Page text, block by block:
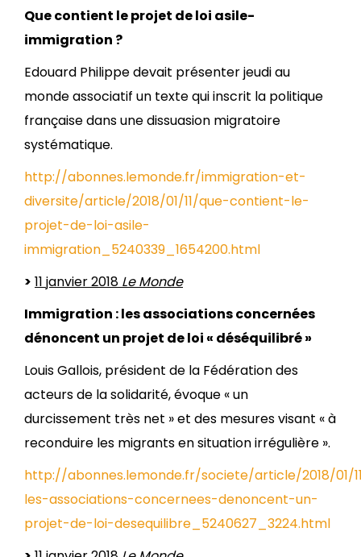
Que contient le projet de loi asile-
immigration ?
Edouard Philippe devait présenter jeudi au
monde associatif un texte qui inscrit la politique
française dans une dissuasion migratoire
systématique.
http://abonnes.lemonde.fr/immigration-et-
diversite/article/2018/01/11/que-contient-le-
projet-de-loi-asile-
immigration_5240339_1654200.html
> 11 janvier 2018 Le Monde
Immigration : les associations concernées
dénoncent un projet de loi « déséquilibré »
Louis Gallois, président de la Fédération des
acteurs de la solidarité, évoque « un
durcissement très net » et des mesures visant « à
reconduire les migrants en situation irrégulière ».
http://abonnes.lemonde.fr/societe/article/2018/01/
les-associations-concernees-denoncent-un-
projet-de-loi-desequilibre_5240627_3224.html